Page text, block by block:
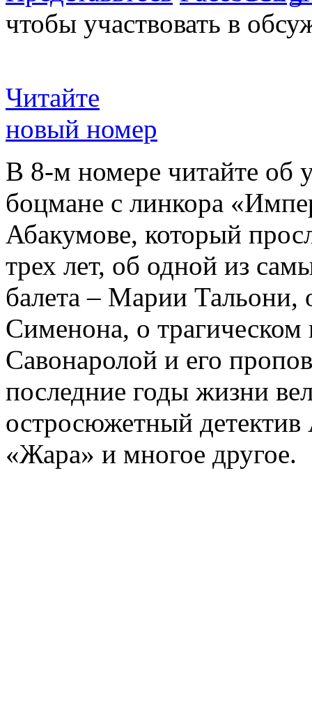
чтобы участвовать в
Читайте
новый номер
В 8-м номере читайте об
боцмане с линкора
Абакумове, который
трех лет, об одной из
балета – Марии
Сименона, о трагическом
Савонаролой и его
последние годы жизни
остросюжетный детектив
«Жара» и многое другое.